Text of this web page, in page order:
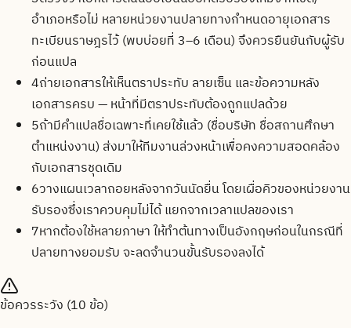
อำเภอหรือไม่ หลายหน่วยงานปลายทางกำหนดอายุเอกสาร
ทะเบียนราษฎรไว้ (พบบ่อยที่ 3–6 เดือน) จึงควรยืนยันกับผู้รับ
ก่อนแปล
4ถ่ายเอกสารให้เห็นตราประทับ ลายเซ็น และข้อความหลัง
เอกสารครบ — หน้าที่มีตราประทับต้องถูกแปลด้วย
5ถ้ามีคำแปลชื่อเฉพาะที่เคยใช้แล้ว (ชื่อบริษัท ชื่อสถานศึกษา
ตำแหน่งงาน) ส่งมาให้ทีมงานล่วงหน้าเพื่อคงความสอดคล้อง
กับเอกสารชุดเดิม
6วางแผนเวลาถอยหลังจากวันนัดยื่น โดยเผื่อคิวของหน่วยงาน
รับรองซึ่งเราควบคุมไม่ได้ แยกจากเวลาแปลของเรา
7หากต้องใช้หลายภาษา ให้ทำต้นทางเป็นอังกฤษก่อนในกรณีที่
ปลายทางยอมรับ จะลดจำนวนขั้นรับรองลงได้
ข้อควรระวัง (10 ข้อ)